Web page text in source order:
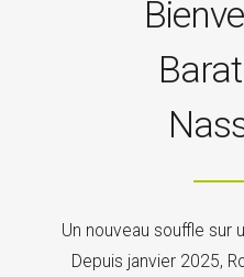
Un nouveau souffle sur
Depuis janvier 2025,